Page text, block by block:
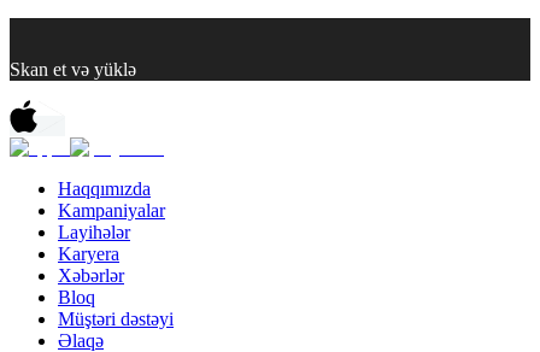
Skan et və yüklə
Haqqımızda
Kampaniyalar
Layihələr
Karyera
Xəbərlər
Bloq
Müştəri dəstəyi
Əlaqə